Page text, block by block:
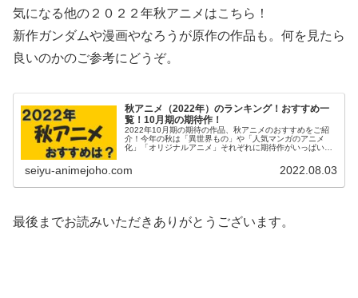
気になる他の２０２２年秋アニメはこちら！
新作ガンダムや漫画やなろうが原作の作品も。何を見たら
良いのかのご参考にどうぞ。
秋アニメ（2022年）のランキング！おすすめ一
覧！10月期の期待作！
2022年10月期の期待の作品、秋アニメのおすすめをご紹
介！今年の秋は「異世界もの」や「人気マンガのアニメ
化」「オリジナルアニメ」それぞれに期待作がいっぱい！
seiyu-animejoho.com 2022.08.03
最後までお読みいただきありがとうございます。